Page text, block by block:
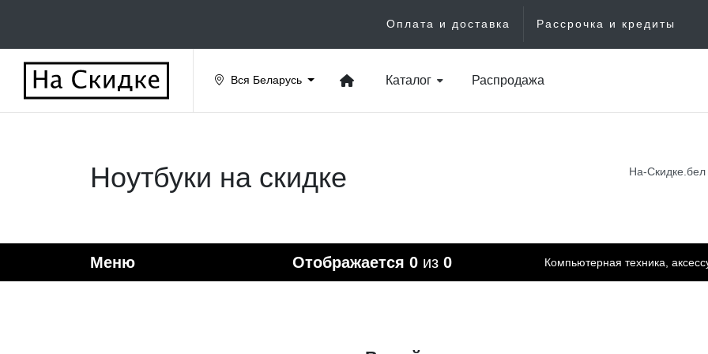
Оплата и доставка Рассрочка и кредиты
Вся Беларусь Каталог Распродажа
Ноутбуки на скидке На-Скидке.бел
Меню Отображается 0из 0 Компьютерная техника,